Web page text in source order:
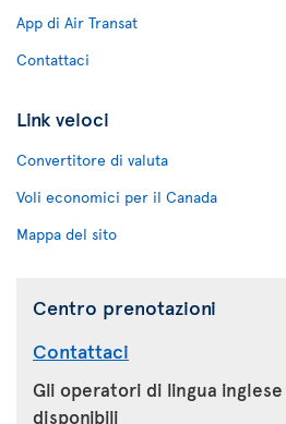
App di Air Transat
Contattaci
Link veloci
Convertitore di valuta
Voli economici per il Canada
Mappa del sito
Centro prenotazioni
Contattaci
Gli operatori di lingua
disponibili